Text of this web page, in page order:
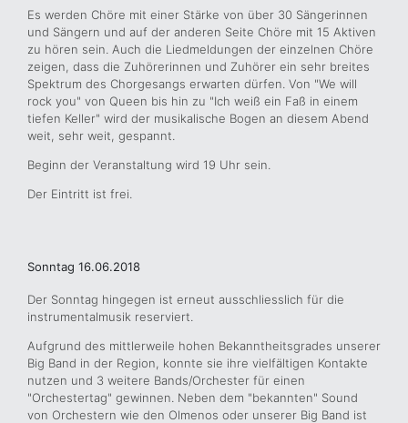
Es werden Chöre mit einer Stärke von über 30 Sängerinnen
und Sängern und auf der anderen Seite Chöre mit 15 Aktiven
zu hören sein. Auch die Liedmeldungen der einzelnen Chöre
zeigen, dass die Zuhörerinnen und Zuhörer ein sehr breites
Spektrum des Chorgesangs erwarten dürfen. Von "We will
rock you" von Queen bis hin zu "Ich weiß ein Faß in einem
tiefen Keller" wird der musikalische Bogen an diesem Abend
weit, sehr weit, gespannt.
Beginn der Veranstaltung wird 19 Uhr sein.
Der Eintritt ist frei.
Sonntag 16.06.2018
Der Sonntag hingegen ist erneut ausschliesslich für die
instrumentalmusik reserviert.
Aufgrund des mittlerweile hohen Bekanntheitsgrades unserer
Big Band in der Region, konnte sie ihre vielfältigen Kontakte
nutzen und 3 weitere Bands/Orchester für einen
"Orchestertag" gewinnen. Neben dem "bekannten" Sound
von Orchestern wie den Olmenos oder unserer Big Band ist